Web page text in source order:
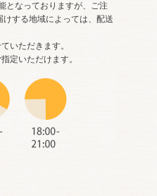
となっておりますが、ご注
する地域によっては、配送
いただきます。
定いただけます。